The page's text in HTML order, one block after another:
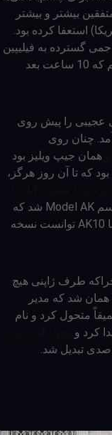
بیشتر و بیشتر
آمریکا) استعفا کرده بود.
ژاپن در تهاجمی گسترده به فیلیپین
بالاخره اولین زهرش را به آمریکا ریخت و پایگاه یانکی‌ها را تصرف کرد. بگذریم که 10 ساعت بعد
عجیبی را پیش روی
چنان روی
همان جیپ ویلیز بود
که تا آن روز هرگز،
دستور ساخت محصولی مشابه را داد. حاصل کار یک تقلید فاجعه‌بار به اسم Model AK شد که
البته هرگز با ویلیز قابل‌مقایسه نبود. تویوتا آنقدر این در و آن در زد که بالاخره با AK10 توانست نسخه
طرف ژاپنی هیچ
شد که مدیر
متحول کرد و نام
تبدیل شد.